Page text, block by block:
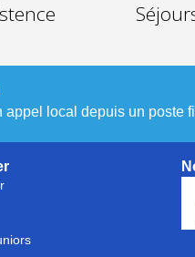
appel local depuis un poste